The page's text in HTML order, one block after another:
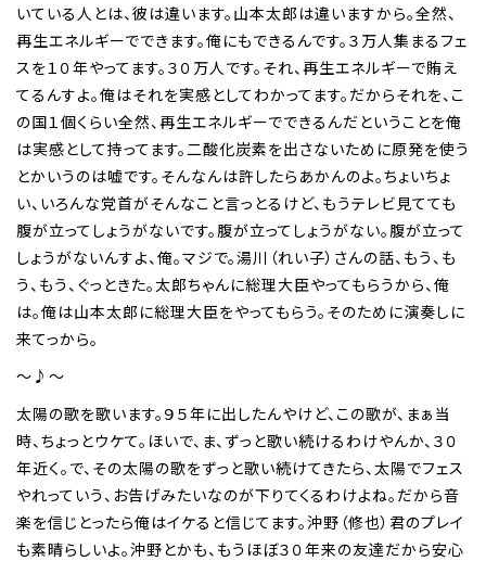
いている人とは、彼は違います。山本太郎は違いますから。全然、
再生エネルギーでできます。俺にもできるんです。３万人集まるフェ
スを１０年やってます。３０万人です。それ、再生エネルギーで賄え
てるんすよ。俺はそれを実感としてわかってます。だからそれを、こ
の国１個くらい全然、再生エネルギーでできるんだということを俺
は実感として持ってます。二酸化炭素を出さないために原発を使う
とかいうのは嘘です。そんなんは許したらあかんのよ。ちょいちょ
い、いろんな党首がそんなこと言っとるけど、もうテレビ見てても
腹が立ってしょうがないです。腹が立ってしょうがない。腹が立って
しょうがないんすよ、俺。マジで。湯川（れい子）さんの話、もう、も
う、もう、ぐっときた。太郎ちゃんに総理大臣やってもらうから、俺
は。俺は山本太郎に総理大臣をやってもらう。そのために演奏しに
来てっから。
～♪～
太陽の歌を歌います。９５年に出したんやけど、この歌が、まぁ当
時、ちょっとウケて。ほいで、ま、ずっと歌い続けるわけやんか、３０
年近く。で、その太陽の歌をずっと歌い続けてきたら、太陽でフェス
やれっていう、お告げみたいなのが下りてくるわけよね。だから音
楽を信じとったら俺はイケると信じてます。沖野（修也）君のプレイ
も素晴らしいよ。沖野とかも、もうほぼ３０年来の友達だから安心